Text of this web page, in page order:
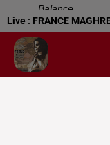
Live : FRANCE
Balance